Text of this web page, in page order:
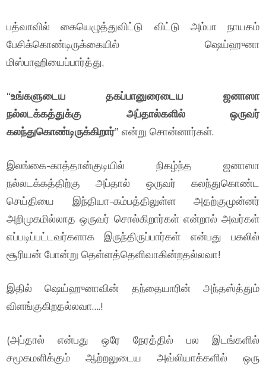
பத்வாவில் கையெழுத்துவிட்டு விட்டு அம்பா நாயகம்
பேசிக்கொண்டிருக்கையில் ஷெய்ஹுனா
மிஸ்பாஹியைப்பார்த்து,
“உங்களுடைய தகப்பானுரைடைய ஜனாஸா
நல்லடக்கத்துக்கு அப்தால்களில் ஒருவர்
கலந்துகொண்டிருக்கிறார்” என்று சொன்னார்கள்.
இலங்கை-காத்தான்குடியில் நிகழ்ந்த ஜனாஸா
நல்லடக்கத்திற்கு அப்தால் ஒருவர் கலந்துகொண்ட
செய்தியை இந்தியா-கம்பத்திலுள்ள அதற்குமுன்னர்
அறிமுகமில்லாத ஒருவர் சொல்கிறார்கள் என்றால் அவர்கள்
எப்படிப்பட்டவர்களாக இருந்திருப்பார்கள் என்பது பகலில்
சூரியன் போன்று தெள்ளத்தெளிவாகின்றதல்லவா!
இதில் ஷெய்ஹுனாவின் தந்தையாரின் அந்தஸ்த்தும்
விளங்குகிறதல்லவா….!
(அப்தால் என்பது ஒரே நேரத்தில் பல இடங்களில்
சமூகமளிக்கும் ஆற்றலுடைய அவ்லியாக்களில் ஒரு